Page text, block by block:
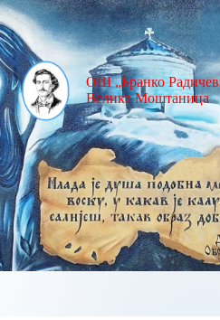
Skip
to
content
ОШ „Бранко
Велика Моштаница